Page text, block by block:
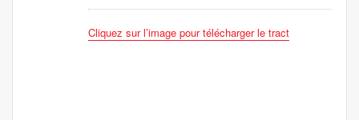
Cliquez sur l’image pour télécharger le tract